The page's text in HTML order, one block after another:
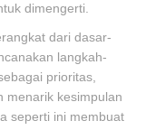
dimengerti.
dari dasar-
langkah-
prioritas,
menarik kesimpulan
seperti ini membuat